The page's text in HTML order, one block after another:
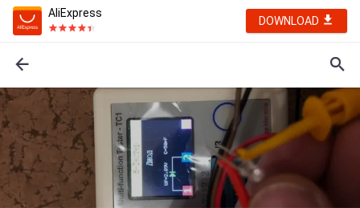
AliExpress
DOWNLOAD